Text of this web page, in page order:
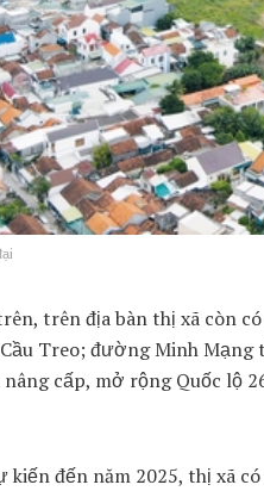
trên địa bàn thị xã còn
Treo; đường Minh
nâng cấp, mở rộng Quốc
kiến đến năm 2025, thị xã